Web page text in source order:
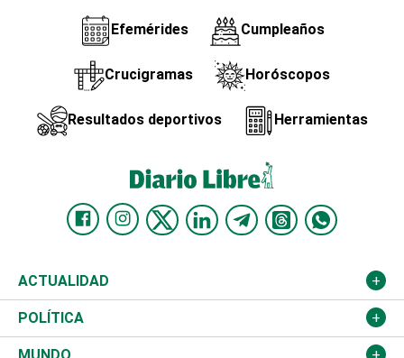
Efemérides Cumpleaños
Crucigramas Horóscopos
Resultados deportivos Herramientas
ACTUALIDAD
Nacional
Ciudad
POLÍTICA